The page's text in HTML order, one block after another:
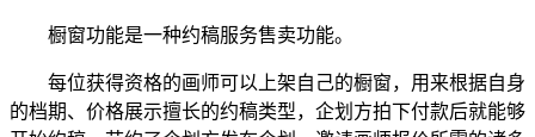
橱窗功能是一种约稿服务售卖功能。
每位获得资格的画师可以上架自己的橱窗，用来根据自身
的档期、价格展示擅长的约稿类型，企划方拍下付款后就能够